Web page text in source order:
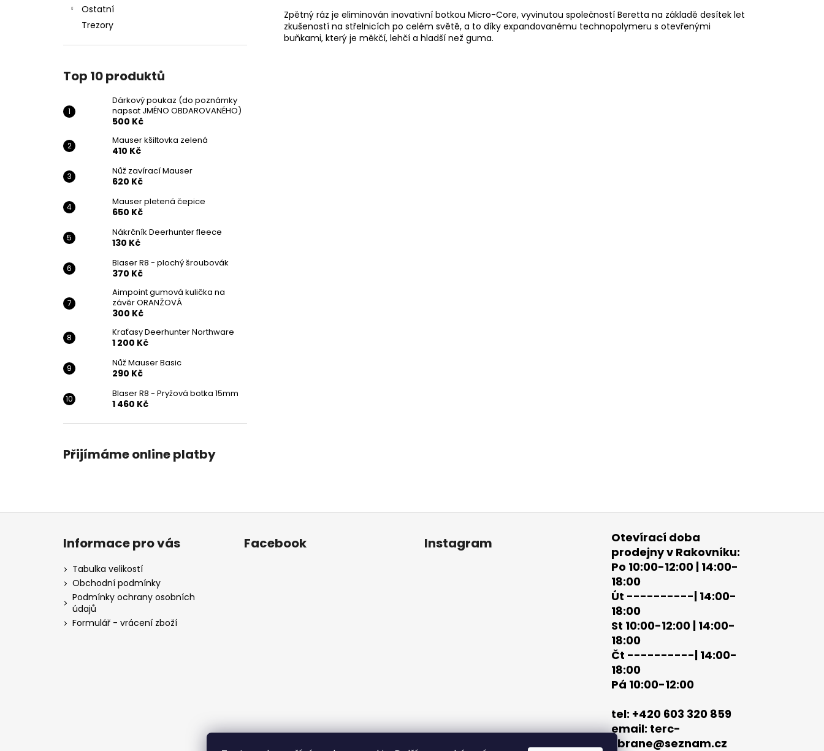
Ostatní
Trezory
Top 10 produktů
Dárkový poukaz (do poznámky
napsat JMÉNO OBDAROVANÉHO)
500 Kč
Mauser kšiltovka zelená
410 Kč
Nůž zavírací Mauser
620 Kč
Mauser pletená čepice
650 Kč
Nákrčník Deerhunter fleece
130 Kč
Blaser R8 - plochý šroubovák
370 Kč
Aimpoint gumová kulička na
závěr ORANŽOVÁ
300 Kč
Kraťasy Deerhunter Northware
1 200 Kč
Nůž Mauser Basic
290 Kč
Blaser R8 - Pryžová botka 15mm
1 460 Kč
Přijímáme online platby
Zpětný ráz je eliminován inovativní botkou Micro-Core, vyvinutou společností Beretta na základě desítek let
zkušeností na střelnicích po celém světě, a to díky expandovanému technopolymeru s otevřenými
buňkami, který je měkčí, lehčí a hladší než guma.
Z
Informace pro vás
Tabulka velikostí
Obchodní podmínky
Podmínky ochrany osobních
údajů
Formulář - vrácení zboží
Facebook Instagram
Otevírací doba
prodejny v Rakovníku:
Po 10:00-12:00 | 14:00-
18:00
Út ----------| 14:00-
18:00
St 10:00-12:00 | 14:00-
18:00
Čt ----------| 14:00-
18:00
Pá 10:00-12:00
tel: +420 603 320 859
email: terc-
zbrane@seznam.cz